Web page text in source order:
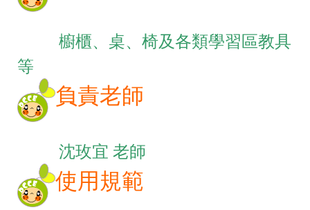
櫥櫃、桌、椅及各類學習區教具
等
負責老師
沈玫宜 老師
使用規範